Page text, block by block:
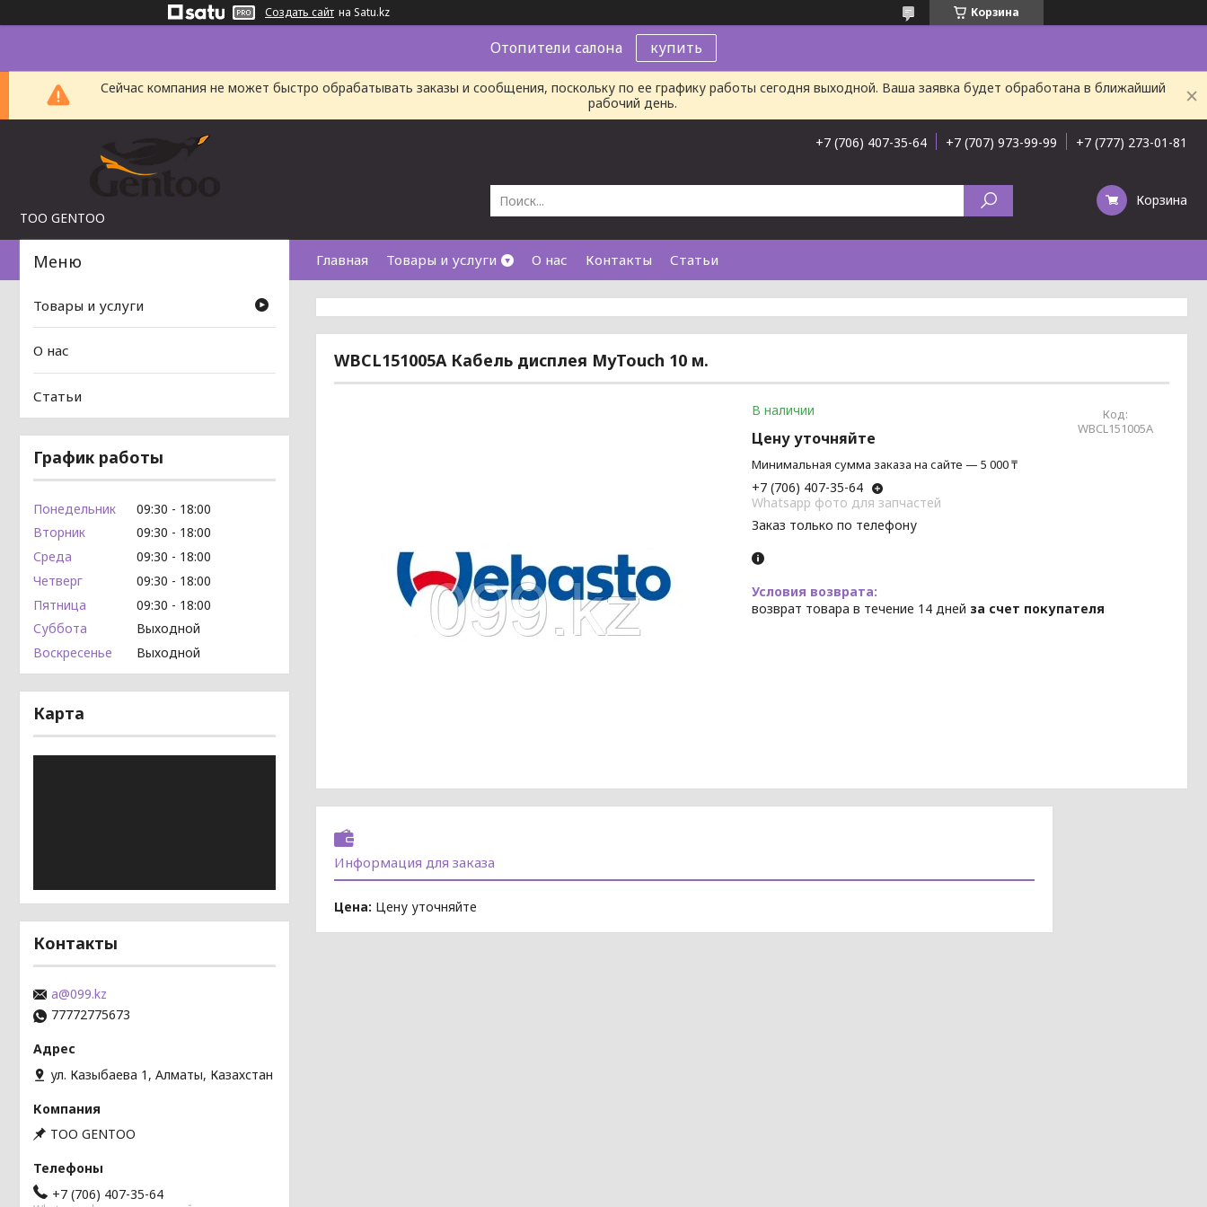
Создать сайт на Satu.kz Корзина
Отопители салона купить
Сейчас компания не может быстро обрабатывать заказы и сообщения, поскольку по ее графику работы сегодня выходной. Ваша заявка будет обработана в ближайший
рабочий день.
TOO GENTOO
+7 (706) 407-35-64 +7 (707) 973-99-99 +7 (777) 273-01-81
Корзина
Главная Товары и услуги О нас Контакты Статьи
WBCL151005A Кабель дисплея MyTouch 10 м.
В наличии
Код:
WBCL151005A
Цену уточняйте
Минимальная сумма заказа на сайте — 5 000 ₸
+7 (706) 407-35-64
Whatsapp фото для запчастей
Заказ только по телефону
возврат товара в течение 14 дней за счет покупателя
Информация для заказа
Цена: Цену уточняйте
Товары и услуги
О нас
Статьи
График работы
Понедельник 09:30
18:00
Вторник
09:30
18:00
Среда
09:30
18:00
Четверг
09:30
18:00
Пятница
09:30
18:00
Суббота
Выходной
Воскресенье
Выходной
Карта
Контакты
a@099.kz
77772775673
ул. Казыбаева 1, Алматы, Казахстан
TOO GENTOO
+7 (706) 407-35-64